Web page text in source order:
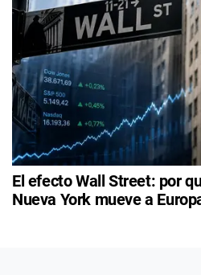
El efecto Wall Street: por
Nueva York mueve a